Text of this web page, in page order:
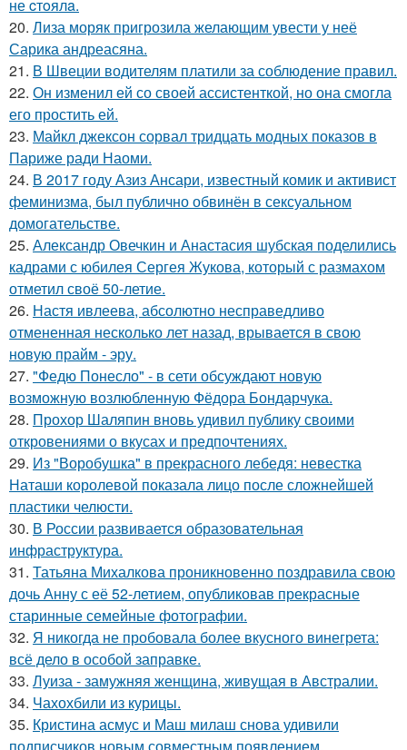
не cтoялa.
20. Лиза моряк пригрозила желающим увести у неё
Сарика андреасяна.
21. В Швеции водителям платили за соблюдение правил.
22. Он изменил ей со своей ассистенткой, но она смогла
его простить ей.
23. Майкл джексон сорвал тридцать модных показов в
Париже ради Наоми.
24. В 2017 году Азиз Ансари, известный комик и активист
феминизма, был публично обвинён в сексуальном
домогательстве.
25. Александр Овечкин и Анастасия шубская поделились
кадрами с юбилея Сергея Жукова, который с размахом
отметил своё 50-летие.
26. Настя ивлеева, абсолютно несправедливо
отмененная несколько лет назад, врывается в свою
новую прайм - эру.
27. "Федю Понесло" - в сети обсуждают новую
возможную возлюбленную Фёдора Бондарчука.
28. Прохор Шаляпин вновь удивил публику своими
откровениями о вкусах и предпочтениях.
29. Из "Воробушка" в прекрасного лебедя: невестка
Наташи королевой показала лицо после сложнейшей
пластики челюсти.
30. В России развивается образовательная
инфраструктура.
31. Татьяна Михалкова проникновенно поздравила свою
дочь Анну с её 52-летием, опубликовав прекрасные
старинные семейные фотографии.
32. Я никогда не пробовала более вкусного винегрета:
всё дело в особой заправке.
33. Луиза - замужняя женщина, живущая в Австралии.
34. Чахохбили из курицы.
35. Кристина асмус и Маш милаш снова удивили